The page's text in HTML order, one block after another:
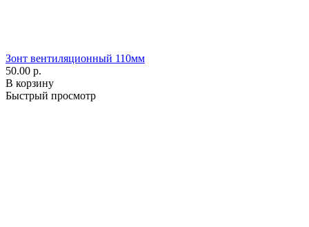
Зонт вентиляционный 110мм
50.00 р.
В корзину
Быстрый просмотр